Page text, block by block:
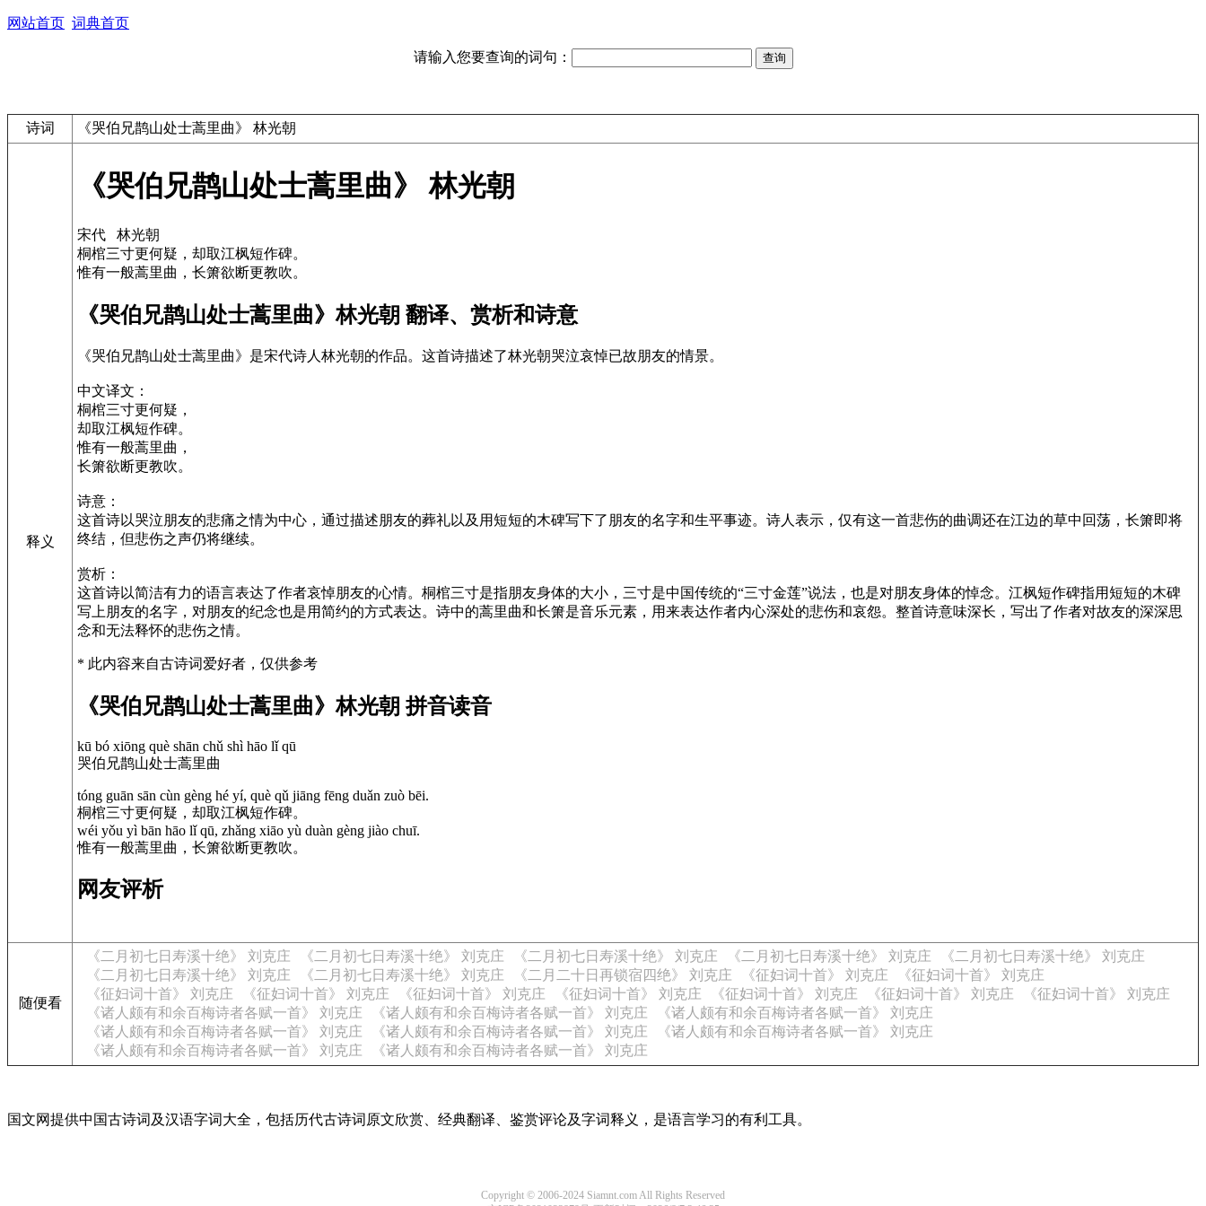
网站首页 词典首页
请输入您要查询的词句：
诗词 《哭伯兄鹊山处士蒿里曲》 林光朝
释义
《哭伯兄鹊山处士蒿里曲》 林光朝
宋代 林光朝
桐棺三寸更何疑，却取江枫短作碑。
惟有一般蒿里曲，长箫欲断更教吹。
《哭伯兄鹊山处士蒿里曲》林光朝 翻译、赏析和诗意
《哭伯兄鹊山处士蒿里曲》是宋代诗人林光朝的作品。这首诗描述了林光朝哭泣哀悼已故朋友的情景。
中文译文：
桐棺三寸更何疑，
却取江枫短作碑。
惟有一般蒿里曲，
长箫欲断更教吹。
诗意：
这首诗以哭泣朋友的悲痛之情为中心，通过描述朋友的葬礼以及用短短的木碑写下了朋友的名字和生平事迹。诗人表示，仅有这一首悲伤的曲调还在江边的草中回荡，长箫即将
终结，但悲伤之声仍将继续。
赏析：
这首诗以简洁有力的语言表达了作者哀悼朋友的心情。桐棺三寸是指朋友身体的大小，三寸是中国传统的“三寸金莲”说法，也是对朋友身体的悼念。江枫短作碑指用短短的木碑
写上朋友的名字，对朋友的纪念也是用简约的方式表达。诗中的蒿里曲和长箫是音乐元素，用来表达作者内心深处的悲伤和哀怨。整首诗意味深长，写出了作者对故友的深深思
念和无法释怀的悲伤之情。
* 此内容来自古诗词爱好者，仅供参考
《哭伯兄鹊山处士蒿里曲》林光朝 拼音读音
kū bó xiōng què shān chǔ shì hāo lǐ qū
哭伯兄鹊山处士蒿里曲
tóng guān sān cùn gèng hé yí, què qǔ jiāng fēng duǎn zuò bēi.
桐棺三寸更何疑，却取江枫短作碑。
wéi yǒu yì bān hāo lǐ qū, zhǎng xiāo yù duàn gèng jiào chuī.
惟有一般蒿里曲，长箫欲断更教吹。
网友评析
随便看
《二月初七日寿溪十绝》 刘克庄 《二月初七日寿溪十绝》 刘克庄 《二月初七日寿溪十绝》 刘克庄 《二月初七日寿溪十绝》 刘克庄
《二月初七日寿溪十绝》 刘克庄
《二月初七日寿溪十绝》 刘克庄
《二月初七日寿溪十绝》 刘克庄 《二月二十日再锁宿四绝》 刘克庄 《征妇词十首》 刘克庄
《征妇词十首》 刘克庄
《征妇词十首》 刘克庄
《征妇词十首》 刘克庄 《征妇词十首》 刘克庄 《征妇词十首》 刘克庄 《征妇词十首》 刘克庄 《征妇词十首》 刘克庄
《征妇词十首》 刘克庄
《诸人颇有和余百梅诗者各赋一首》 刘克庄
《诸人颇有和余百梅诗者各赋一首》 刘克庄
《诸人颇有和余百梅诗者各赋一首》 刘克庄
《诸人颇有和余百梅诗者各赋一首》 刘克庄
《诸人颇有和余百梅诗者各赋一首》 刘克庄
《诸人颇有和余百梅诗者各赋一首》 刘克庄
《诸人颇有和余百梅诗者各赋一首》 刘克庄
《诸人颇有和余百梅诗者各赋一首》 刘克庄
国文网提供中国古诗词及汉语字词大全，包括历代古诗词原文欣赏、经典翻译、鉴赏评论及字词释义，是语言学习的有利工具。
Copyright © 2006-2024 Siamnt.com All Rights Reserved